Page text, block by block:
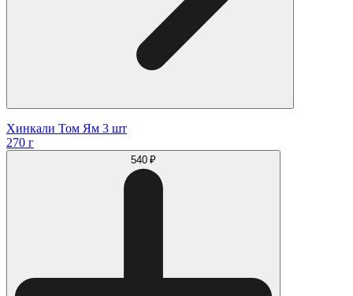
Хинкали Том Ям 3 шт
270 г
540 ₽